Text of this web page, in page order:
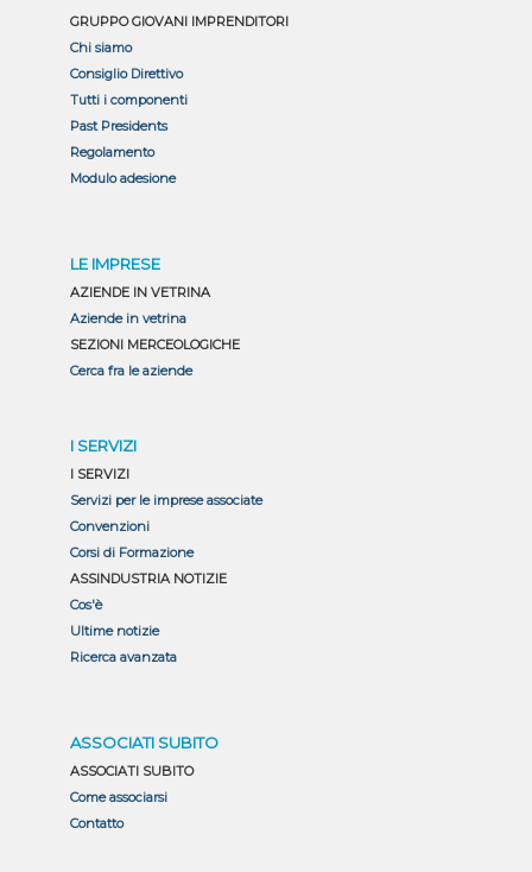
GRUPPO GIOVANI IMPRENDITORI
Chi siamo
Consiglio Direttivo
Tutti i componenti
Past Presidents
Regolamento
Modulo adesione
LE IMPRESE
AZIENDE IN VETRINA
Aziende in vetrina
SEZIONI MERCEOLOGICHE
Cerca fra le aziende
I SERVIZI
I SERVIZI
Servizi per le imprese associate
Convenzioni
Corsi di Formazione
ASSINDUSTRIA NOTIZIE
Cos'è
Ultime notizie
Ricerca avanzata
ASSOCIATI SUBITO
ASSOCIATI SUBITO
Come associarsi
Contatto